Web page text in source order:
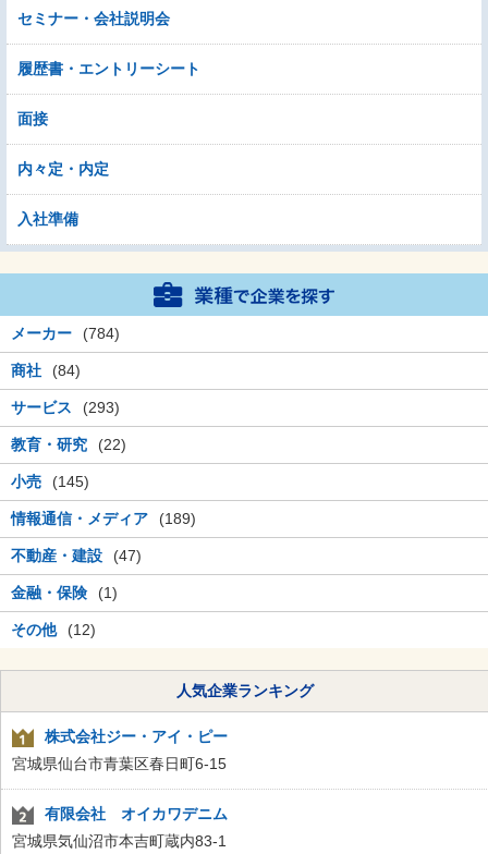
セミナー・会社説明会
履歴書・エントリーシート
面接
内々定・内定
入社準備
メーカー (784)
商社 (84)
サービス (293)
教育・研究 (22)
小売 (145)
情報通信・メディア (189)
不動産・建設 (47)
金融・保険 (1)
その他 (12)
人気企業ランキング
株式会社ジー・アイ・ピー
宮城県仙台市青葉区春日町6-15
有限会社 オイカワデニム
宮城県気仙沼市本吉町蔵内83-1